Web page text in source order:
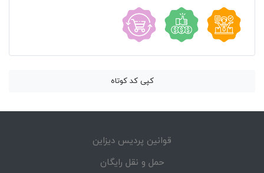
کپی کد کوتاه
قوانین پردیس دیزاین
حمل و نقل رایگان